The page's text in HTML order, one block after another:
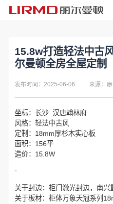
15.8w打造轻法中古
尔曼顿全房全屋定制
发布时间：2025-06-06 来源：原
坐标：长沙 汉唐翰林府
风格：轻法中古风
定制：18mm厚杉木实心板
面积：156平
造价：15.8W
-
关于封边：柜门激光封边，南兴
关于板材：柜体万象天冠系列